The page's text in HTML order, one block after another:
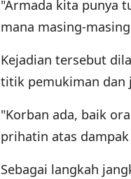
"Armada kita punya
mana masing-
Kejadian tersebut
titik pemukiman dan
"Korban ada, baik
prihatin atas
Sebagai langkah